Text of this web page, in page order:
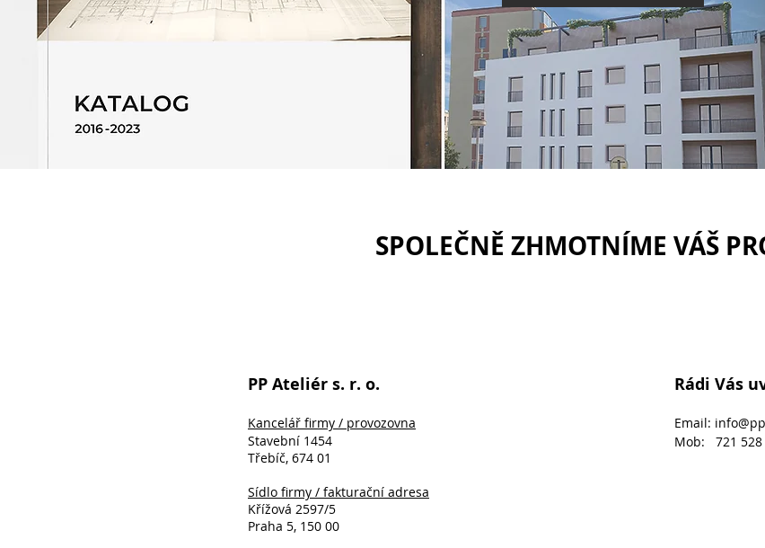
SPOLEČNĚ ZHMOTNÍME VÁŠ
PP Ateliér s. r. o.
Kancelář firmy / provozovna
Stavební 1454
Třebíč, 674 01
Sídlo firmy / fakturační adresa
Křížová 2597/5
Praha 5, 150 00
Rádi Vás
Email:
Mob: 721 528